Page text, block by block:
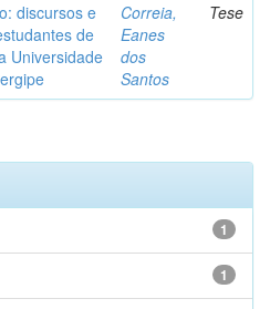
discursos e
de
Universidade
Correia,
Eanes
dos
Santos
Tese
1
1